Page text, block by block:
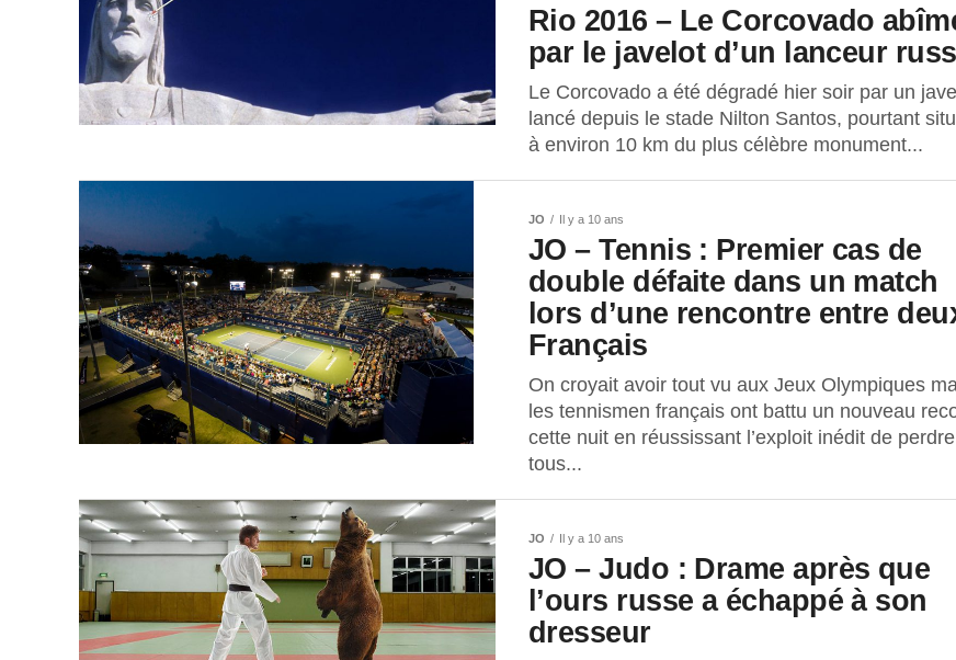
Rio 2016 – Le Corcovado
par le javelot d’un lanceur
Le Corcovado a été dégradé hier soir par un
lancé depuis le stade Nilton Santos, pourtant
à environ 10 km du plus célèbre monument...
JO Il y a 10 ans
JO – Tennis : Premier cas de
double défaite dans un match
lors d’une rencontre entre
Français
On croyait avoir tout vu aux Jeux Olympiques
les tennismen français ont battu un nouveau
cette nuit en réussissant l’exploit inédit de perdre
tous...
JO Il y a 10 ans
JO – Judo : Drame après que
l’ours russe a échappé à son
dresseur